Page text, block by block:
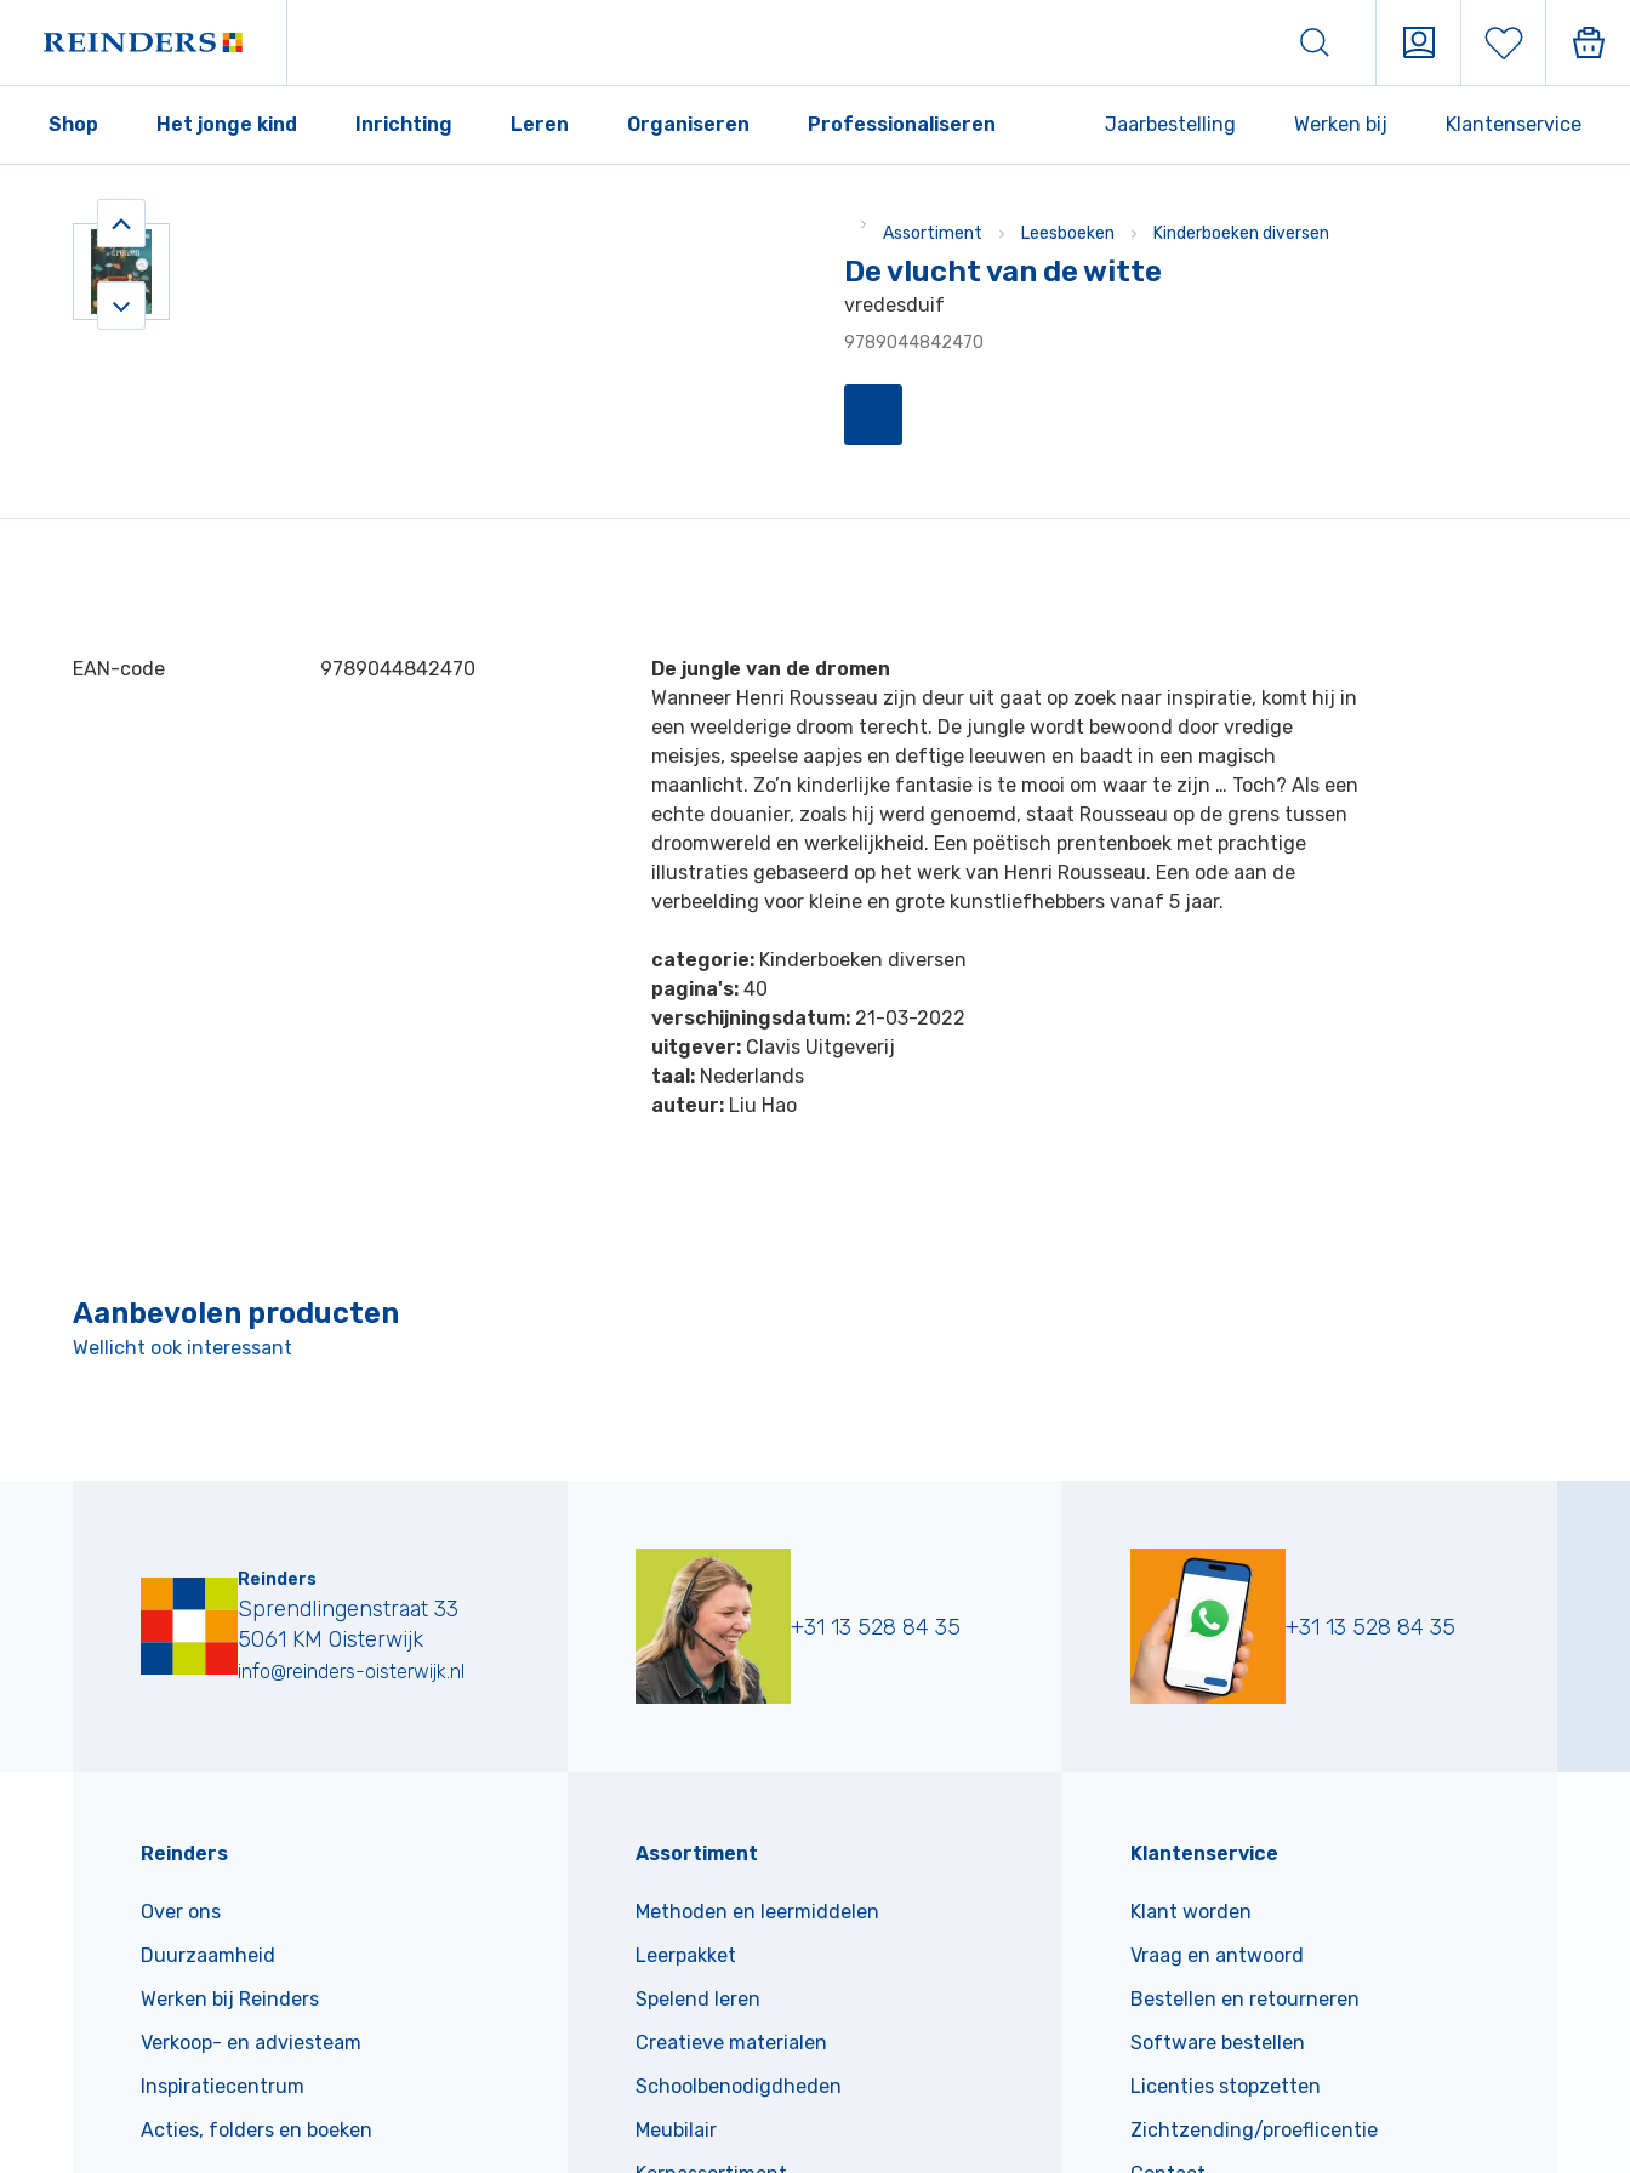
Shop Het jonge kind Inrichting Leren Organiseren Professionaliseren Jaarbestelling Werken bij Klantenservice
Assortiment Leesboeken Kinderboeken diversen
De vlucht van de witte
vredesduif
9789044842470
EAN-code 9789044842470
De jungle van de dromen
Wanneer Henri Rousseau zijn deur uit gaat op zoek naar inspiratie, komt hij in
een weelderige droom terecht. De jungle wordt bewoond door vredige
meisjes, speelse aapjes en deftige leeuwen en baadt in een magisch
maanlicht. Zo’n kinderlijke fantasie is te mooi om waar te zijn … Toch? Als een
echte douanier, zoals hij werd genoemd, staat Rousseau op de grens tussen
droomwereld en werkelijkheid. Een poëtisch prentenboek met prachtige
illustraties gebaseerd op het werk van Henri Rousseau. Een ode aan de
verbeelding voor kleine en grote kunstliefhebbers vanaf 5 jaar.
categorie: Kinderboeken diversen
pagina's: 40
verschijningsdatum: 21-03-2022
uitgever: Clavis Uitgeverij
taal: Nederlands
auteur: Liu Hao
Aanbevolen producten
Wellicht ook interessant
Reinders
Sprendlingenstraat 33
5061 KM Oisterwijk
info@reinders-oisterwijk.nl
+31 13 528 84 35 +31 13 528 84 35
Reinders
Over ons
Duurzaamheid
Werken bij Reinders
Verkoop- en adviesteam
Inspiratiecentrum
Acties, folders en boeken
Assortiment
Methoden en leermiddelen
Leerpakket
Spelend leren
Creatieve materialen
Schoolbenodigdheden
Meubilair
Klantenservice
Klant worden
Vraag en antwoord
Bestellen en retourneren
Software bestellen
Licenties stopzetten
Zichtzending/proeflicentie